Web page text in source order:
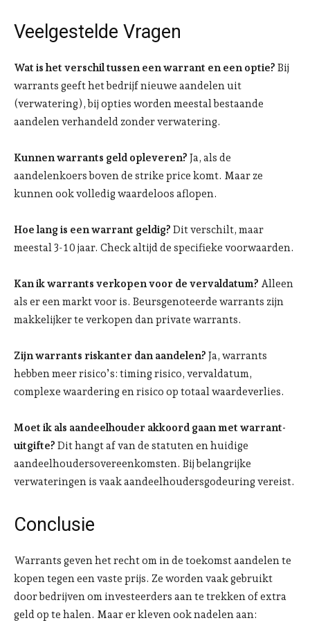
Veelgestelde Vragen
Wat is het verschil tussen een warrant en een optie? Bij
warrants geeft het bedrijf nieuwe aandelen uit
(verwatering), bij opties worden meestal bestaande
aandelen verhandeld zonder verwatering.
Kunnen warrants geld opleveren? Ja, als de
aandelenkoers boven de strike price komt. Maar ze
kunnen ook volledig waardeloos aflopen.
Hoe lang is een warrant geldig? Dit verschilt, maar
meestal 3-10 jaar. Check altijd de specifieke voorwaarden.
Kan ik warrants verkopen voor de vervaldatum? Alleen
als er een markt voor is. Beursgenoteerde warrants zijn
makkelijker te verkopen dan private warrants.
Zijn warrants riskanter dan aandelen? Ja, warrants
hebben meer risico’s: timing risico, vervaldatum,
complexe waardering en risico op totaal waardeverlies.
Moet ik als aandeelhouder akkoord gaan met warrant-
uitgifte? Dit hangt af van de statuten en huidige
aandeelhoudersovereenkomsten. Bij belangrijke
verwateringen is vaak aandeelhoudersgodeuring vereist.
Conclusie
Warrants geven het recht om in de toekomst aandelen te
kopen tegen een vaste prijs. Ze worden vaak gebruikt
door bedrijven om investeerders aan te trekken of extra
geld op te halen. Maar er kleven ook nadelen aan: